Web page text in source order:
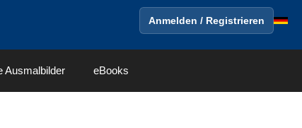
Anmelden / Registrieren
Ausmalbilder eBooks